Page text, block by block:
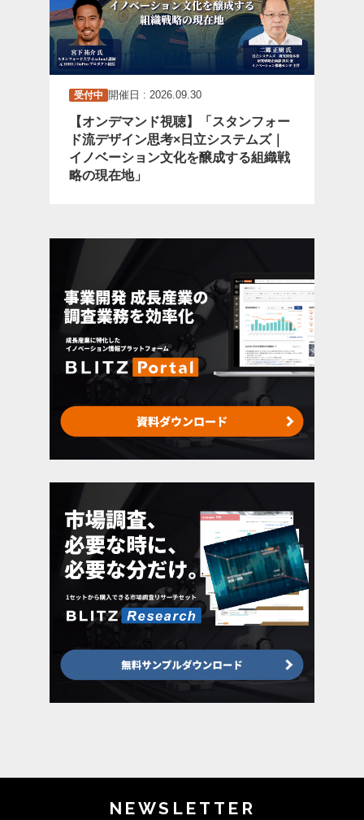
受付中 開催日 : 2026.09.30
【オンデマンド視聴】「スタンフォー
ド流デザイン思考×日立システムズ｜
イノベーション文化を醸成する組織戦
略の現在地」
NEWSLETTER